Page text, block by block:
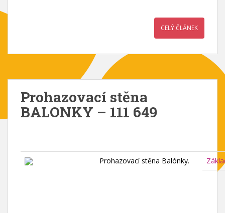
CELÝ ČLÁNEK
Prohazovací stěna
BALONKY – 111 649
Prohazovací stěna Balónky.